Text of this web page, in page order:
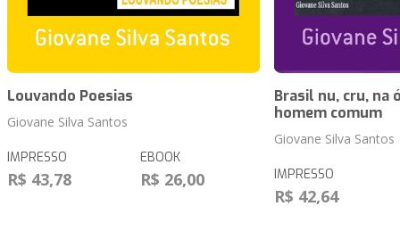
Louvando Poesias
Giovane Silva Santos
IMPRESSO
R$ 43,78
EBOOK
R$ 26,00
Brasil nu, cru, na
homem comum
Giovane Silva Santos
IMPRESSO
R$ 42,64